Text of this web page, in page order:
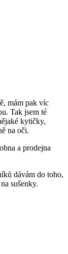
mám pak víc
Tak jsem té
kytičky,
na oči.
a prodejna
dávám do toho,
sušenky.